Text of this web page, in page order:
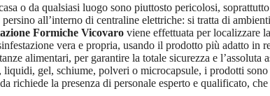
o da qualsiasi luogo sono piuttosto pericolosi,
all’interno di centraline elettriche: si tratta di
Formiche Vicovaro viene effettuata per localizzare
vera e propria, usando il prodotto più adatto
alimentari, per garantire la totale sicurezza e l’assoluta
gel, schiume, polveri o microcapsule, i prodotti
richiede la presenza di personale esperto e qualificato,